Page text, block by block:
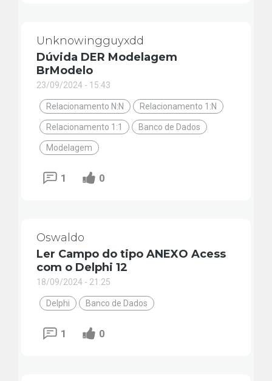
Unknowingguyxdd
Dúvida DER Modelagem
BrModelo
23/09/2024 - 15:43
Relacionamento N:N Relacionamento 1:N
Relacionamento 1:1 Banco de Dados
Modelagem
1 0
Oswaldo
Ler Campo do tipo ANEXO Acess
com o Delphi 12
18/09/2024 - 21:25
Delphi Banco de Dados
1 0